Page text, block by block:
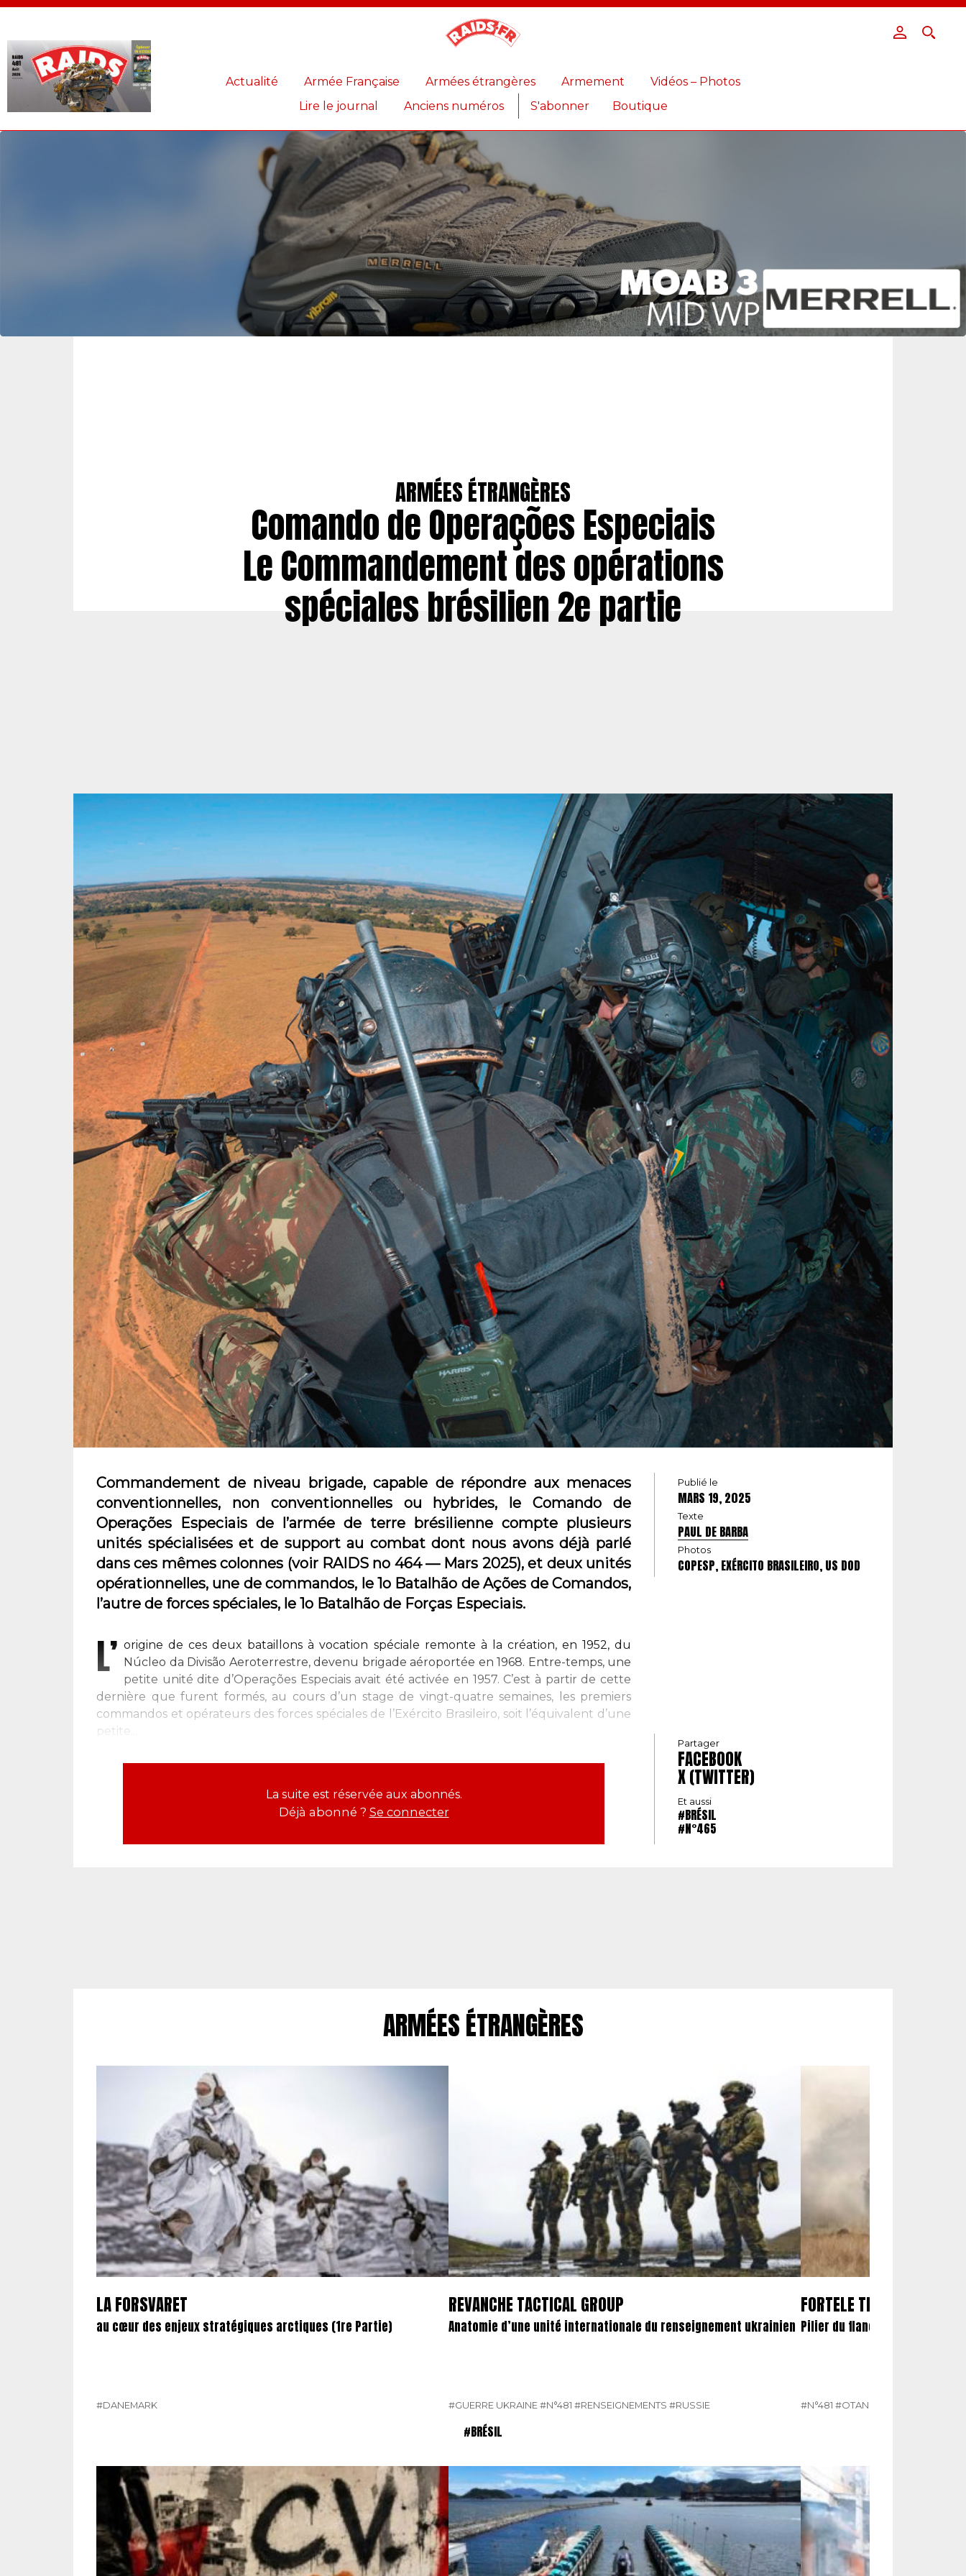
Actualité Armée Française Armées étrangères Armement
Vidéos – Photos
Lire le journal
Anciens numéros S'abonner Boutique
ARMÉES ÉTRANGÈRES
Comando de Operações Especiais
Le Commandement des opérations
spéciales brésilien 2e partie
Commandement de niveau brigade, capable de répondre aux menaces
conventionnelles, non conventionnelles ou hybrides, le Comando de
Operações Especiais de l’armée de terre brésilienne compte plusieurs
unités spécialisées et de support au combat dont nous avons déjà parlé
dans ces mêmes colonnes (voir RAIDS no 464 — Mars 2025), et deux unités
opérationnelles, une de commandos, le 1o Batalhão de Ações de Comandos,
l’autre de forces spéciales, le 1o Batalhão de Forças Especiais.
L’ origine de ces deux bataillons à vocation spéciale remonte à la création, en 1952, du
Núcleo da Divisão Aeroterrestre, devenu brigade aéroportée en 1968. Entre-temps, une
petite unité dite d’Operações Especiais avait été activée en 1957. C’est à partir de cette
dernière que furent formés, au cours d’un stage de vingt-quatre semaines, les premiers
commandos et opérateurs des forces spéciales de l’Exército Brasileiro, soit l’équivalent d’une
petite...
La suite est réservée aux abonnés.
Déjà abonné ? Se connecter
Publié le
MARS 19, 2025
Texte
PAUL DE BARBA
Photos
COPESP, EXÉRCITO BRASILEIRO, US DOD
Partager
FACEBOOK
X (TWITTER)
Et aussi
#BRÉSIL
#N°465
ARMÉES ÉTRANGÈRES
LA FORSVARET
au cœur des enjeux stratégiques arctiques (1re Partie)
#DANEMARK
REVANCHE TACTICAL GROUP
Anatomie d’une unité internationale du renseignement ukrainien
#GUERRE UKRAINE#N°481 #RENSEIGNEMENTS #RUSSIE
FORTELE TERESTRE
Pilier du flanc sud-oriental de
#N°481 #OTAN
#BRÉSIL
Panneau de gestion des cookies